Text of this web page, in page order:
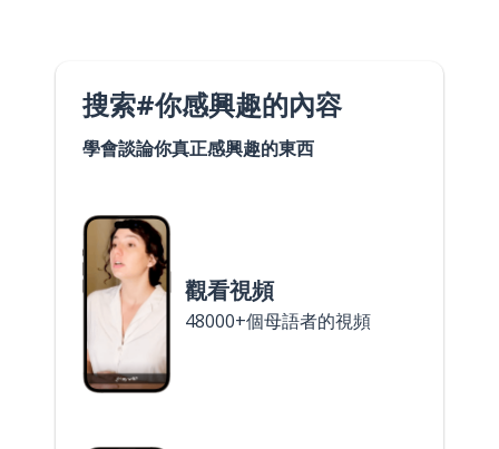
搜索#你感興趣的內容
學會談論你真正感興趣的東西
觀看視頻
48000+個母語者的視頻